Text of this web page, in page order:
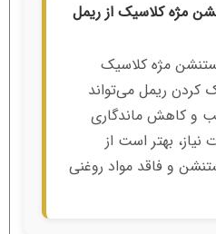
مژه کلاسیک از ریمل
مژه کلاسیک
کردن ریمل می‌تواند
کاهش ماندگاری
بهتر است از
و فاقد مواد روغنی